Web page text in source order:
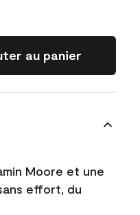
au panier
Moore et une
effort, du